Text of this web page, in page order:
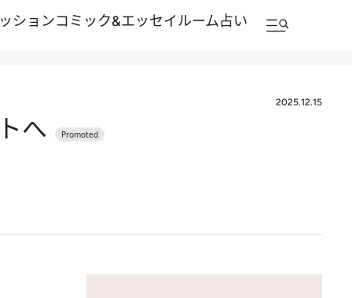
ションコミック&エッセイルーム占い
2025.12.15
へ